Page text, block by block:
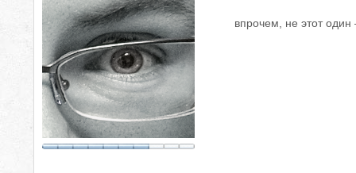
впрочем, не этот